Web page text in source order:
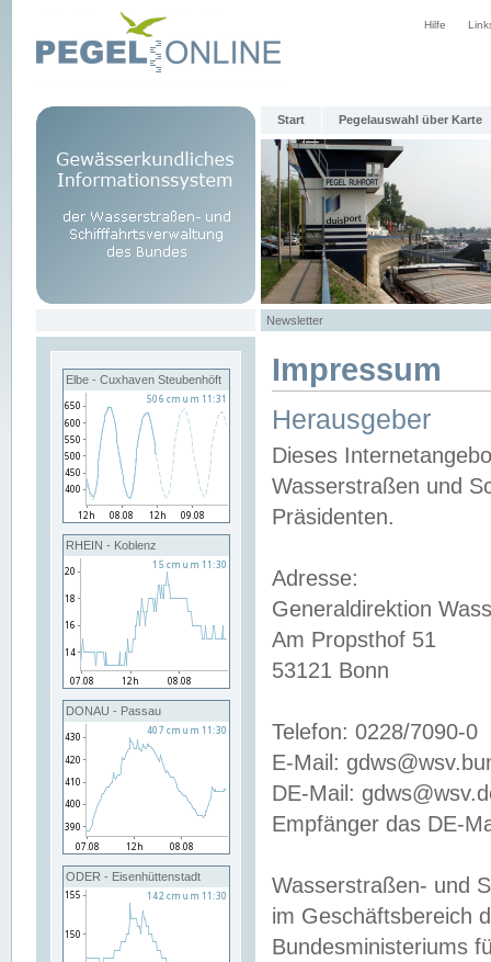
Hilfe
Start Pegelauswahl über Karte
Newsletter
Elbe - Cuxhaven Steubenhöft
RHEIN - Koblenz
DONAU - Passau
ODER - Eisenhüttenstadt
Impressum
Herausgeber
Dieses
Wasserstraßen und
Präsidenten.
Adresse:
Generaldirektion
Am Propsthof 51
53121 Bonn
Telefon: 0228/7090-0
E-Mail:
DE-Mail:
Empfänger das DE-
Wasserstraßen- und
im Geschäftsbereich
Bundesministeriums